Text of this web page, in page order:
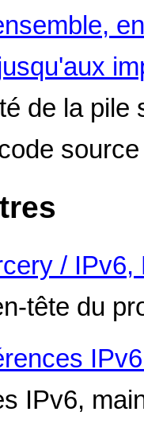
de la pile
/ IPv6,
tête du
IPv6,